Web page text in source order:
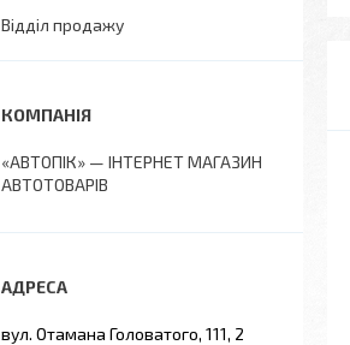
Відділ продажу
«АВТОПІК» — ІНТЕРНЕТ МАГАЗИН
АВТОТОВАРІВ
вул. Отамана Головатого, 111, 2